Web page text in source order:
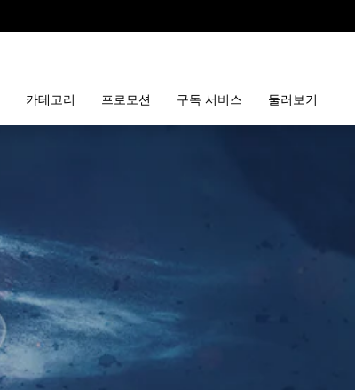
카테고리 프로모션 구독 서비스 둘러보기